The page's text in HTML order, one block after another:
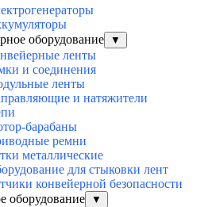
оборудование
▼
ленты
и соединения
ленты
и натяжители
барабаны
ремни
металлические
для стыковки лент
конвейерной безопасности
оборудование
▼